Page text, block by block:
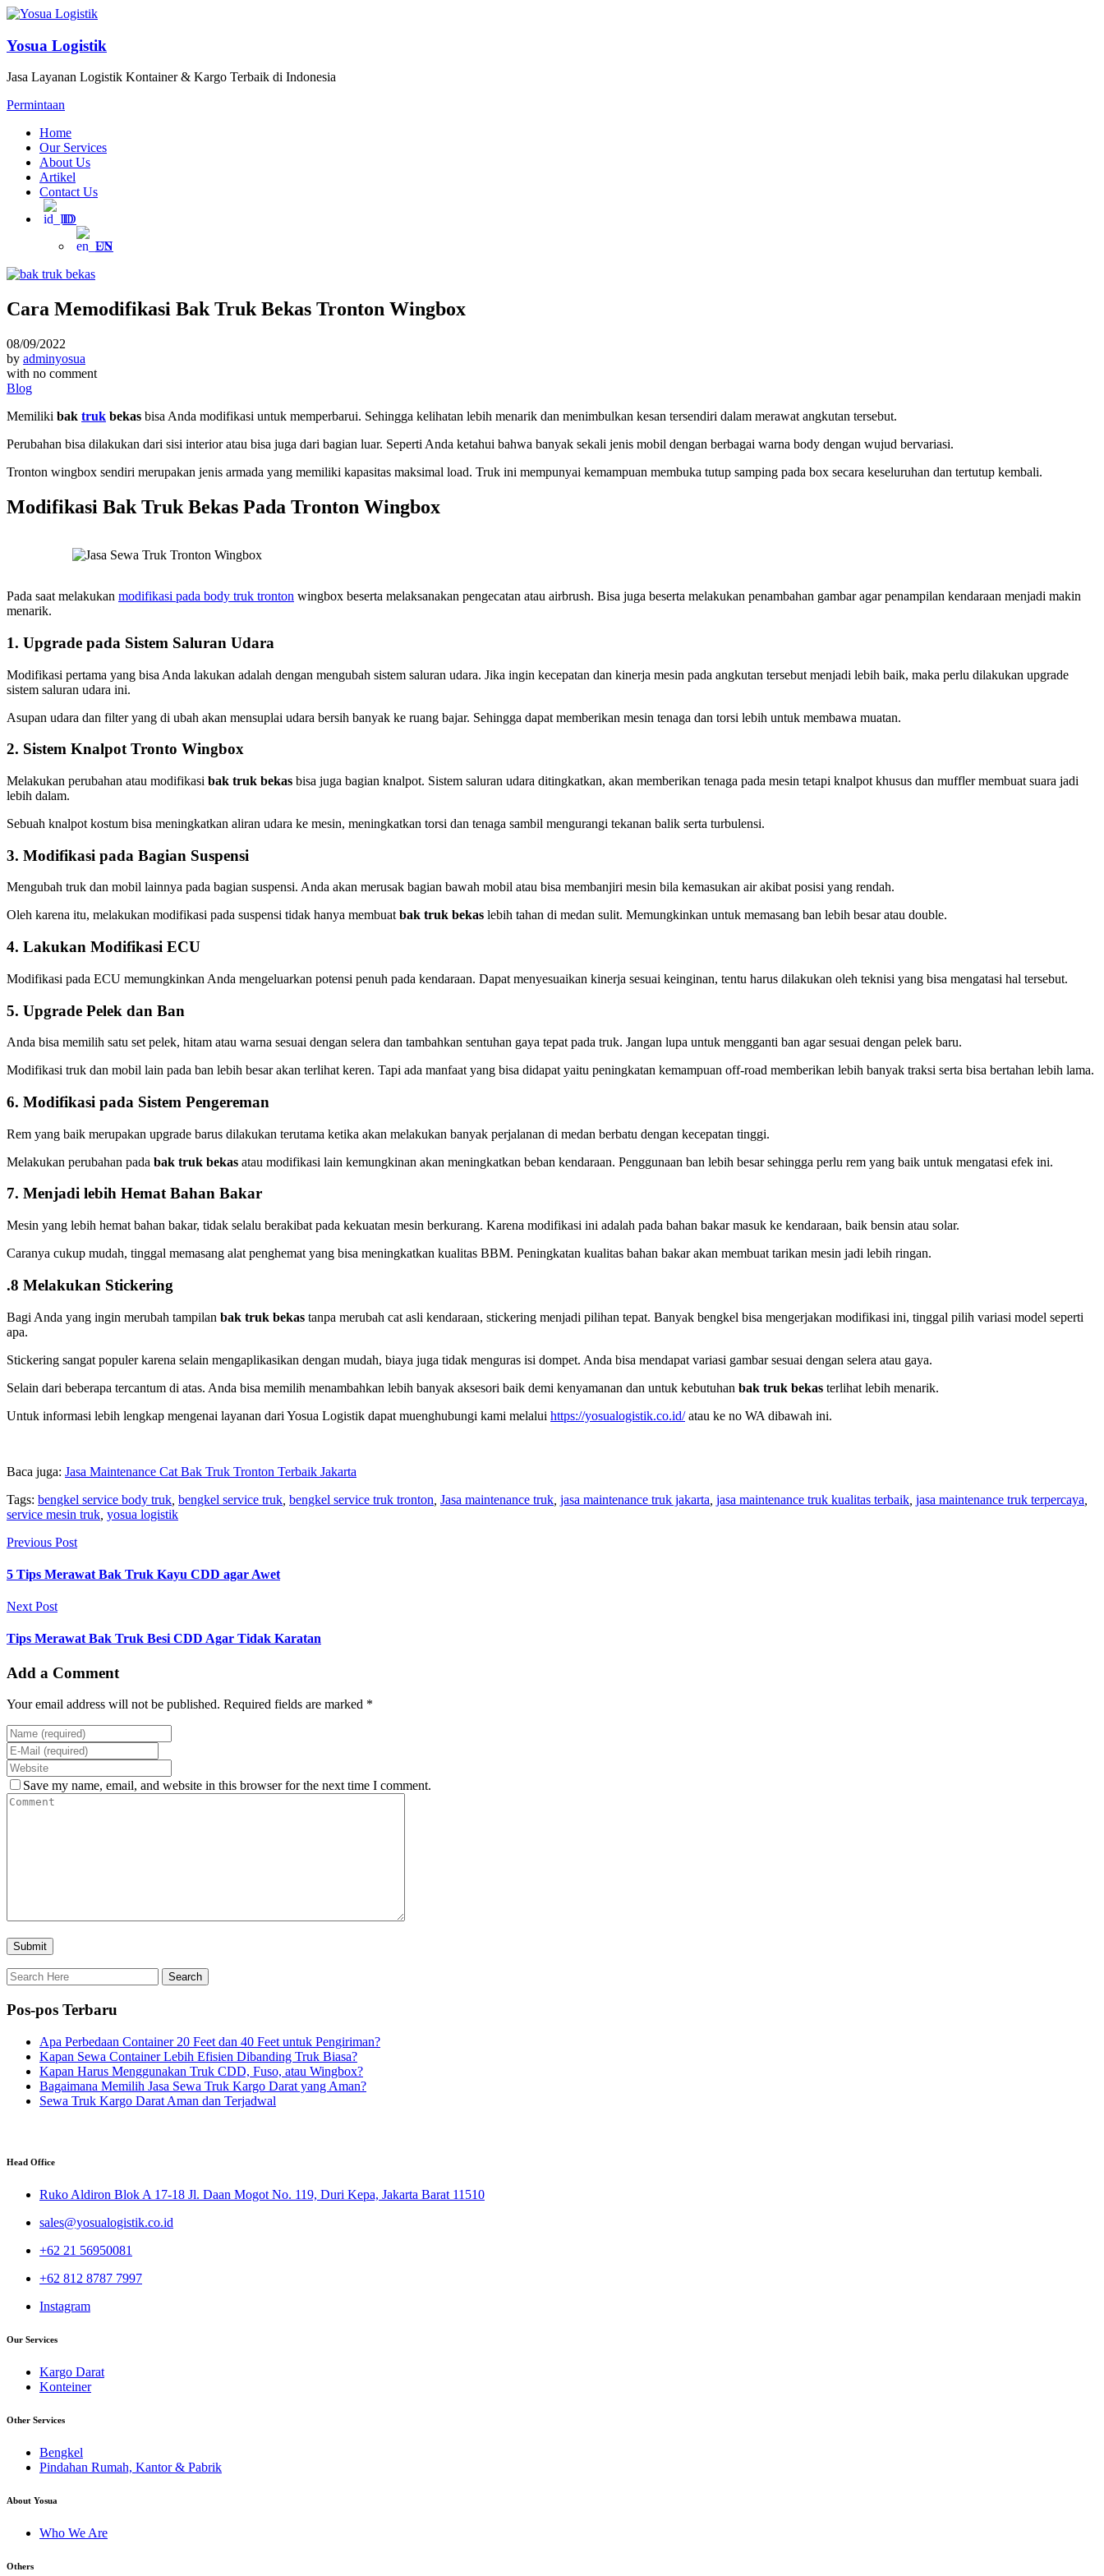
Yosua Logistik
Jasa Layanan Logistik Kontainer & Kargo Terbaik di Indonesia
Permintaan
Home
Our Services
About Us
Artikel
Contact Us
ID
EN
Cara Memodifikasi Bak Truk Bekas Tronton Wingbox
08/09/2022
by adminyosua
with no comment
Blog
Memiliki bak truk bekas bisa Anda modifikasi untuk memperbarui. Sehingga kelihatan lebih menarik dan menimbulkan kesan tersendiri dalam merawat angkutan tersebut.
Perubahan bisa dilakukan dari sisi interior atau bisa juga dari bagian luar. Seperti Anda ketahui bahwa banyak sekali jenis mobil dengan berbagai warna body dengan wujud bervariasi.
Tronton wingbox sendiri merupakan jenis armada yang memiliki kapasitas maksimal load. Truk ini mempunyai kemampuan membuka tutup samping pada box secara keseluruhan dan tertutup kembali.
Modifikasi Bak Truk Bekas Pada Tronton Wingbox
Pada saat melakukan modifikasi pada body truk tronton wingbox beserta melaksanakan pengecatan atau airbrush. Bisa juga beserta melakukan penambahan gambar agar penampilan kendaraan menjadi makin
menarik.
1. Upgrade pada Sistem Saluran Udara
Modifikasi pertama yang bisa Anda lakukan adalah dengan mengubah sistem saluran udara. Jika ingin kecepatan dan kinerja mesin pada angkutan tersebut menjadi lebih baik, maka perlu dilakukan upgrade
sistem saluran udara ini.
Asupan udara dan filter yang di ubah akan mensuplai udara bersih banyak ke ruang bajar. Sehingga dapat memberikan mesin tenaga dan torsi lebih untuk membawa muatan.
2. Sistem Knalpot Tronto Wingbox
Melakukan perubahan atau modifikasi bak truk bekas bisa juga bagian knalpot. Sistem saluran udara ditingkatkan, akan memberikan tenaga pada mesin tetapi knalpot khusus dan muffler membuat suara jadi
lebih dalam.
Sebuah knalpot kostum bisa meningkatkan aliran udara ke mesin, meningkatkan torsi dan tenaga sambil mengurangi tekanan balik serta turbulensi.
3. Modifikasi pada Bagian Suspensi
Mengubah truk dan mobil lainnya pada bagian suspensi. Anda akan merusak bagian bawah mobil atau bisa membanjiri mesin bila kemasukan air akibat posisi yang rendah.
Oleh karena itu, melakukan modifikasi pada suspensi tidak hanya membuat bak truk bekas lebih tahan di medan sulit. Memungkinkan untuk memasang ban lebih besar atau double.
4. Lakukan Modifikasi ECU
Modifikasi pada ECU memungkinkan Anda mengeluarkan potensi penuh pada kendaraan. Dapat menyesuaikan kinerja sesuai keinginan, tentu harus dilakukan oleh teknisi yang bisa mengatasi hal tersebut.
5. Upgrade Pelek dan Ban
Anda bisa memilih satu set pelek, hitam atau warna sesuai dengan selera dan tambahkan sentuhan gaya tepat pada truk. Jangan lupa untuk mengganti ban agar sesuai dengan pelek baru.
Modifikasi truk dan mobil lain pada ban lebih besar akan terlihat keren. Tapi ada manfaat yang bisa didapat yaitu peningkatan kemampuan off-road memberikan lebih banyak traksi serta bisa bertahan lebih lama.
6. Modifikasi pada Sistem Pengereman
Rem yang baik merupakan upgrade barus dilakukan terutama ketika akan melakukan banyak perjalanan di medan berbatu dengan kecepatan tinggi.
Melakukan perubahan pada bak truk bekas atau modifikasi lain kemungkinan akan meningkatkan beban kendaraan. Penggunaan ban lebih besar sehingga perlu rem yang baik untuk mengatasi efek ini.
7. Menjadi lebih Hemat Bahan Bakar
Mesin yang lebih hemat bahan bakar, tidak selalu berakibat pada kekuatan mesin berkurang. Karena modifikasi ini adalah pada bahan bakar masuk ke kendaraan, baik bensin atau solar.
Caranya cukup mudah, tinggal memasang alat penghemat yang bisa meningkatkan kualitas BBM. Peningkatan kualitas bahan bakar akan membuat tarikan mesin jadi lebih ringan.
.8 Melakukan Stickering
Bagi Anda yang ingin merubah tampilan bak truk bekas tanpa merubah cat asli kendaraan, stickering menjadi pilihan tepat. Banyak bengkel bisa mengerjakan modifikasi ini, tinggal pilih variasi model seperti
apa.
Stickering sangat populer karena selain mengaplikasikan dengan mudah, biaya juga tidak menguras isi dompet. Anda bisa mendapat variasi gambar sesuai dengan selera atau gaya.
Selain dari beberapa tercantum di atas. Anda bisa memilih menambahkan lebih banyak aksesori baik demi kenyamanan dan untuk kebutuhan bak truk bekas terlihat lebih menarik.
Untuk informasi lebih lengkap mengenai layanan dari Yosua Logistik dapat muenghubungi kami melalui https://yosualogistik.co.id/atau ke no WA dibawah ini.
Baca juga: Jasa Maintenance Cat Bak Truk Tronton Terbaik Jakarta
Tags: bengkel service body truk bengkel service truk bengkel service truk tronton Jasa maintenance truk jasa maintenance truk jakarta jasa maintenance truk kualitas terbaik jasa maintenance truk terpercaya
service mesin truk yosua logistik
Previous Post
5 Tips Merawat Bak Truk Kayu CDD agar Awet
Next Post
Tips Merawat Bak Truk Besi CDD Agar Tidak Karatan
Add a Comment
Your email address will not be published. Required fields are marked *
Save my name, email, and website in this browser for the next time I comment.
Pos-pos Terbaru
Apa Perbedaan Container 20 Feet dan 40 Feet untuk Pengiriman?
Kapan Sewa Container Lebih Efisien Dibanding Truk Biasa?
Kapan Harus Menggunakan Truk CDD, Fuso, atau Wingbox?
Bagaimana Memilih Jasa Sewa Truk Kargo Darat yang Aman?
Sewa Truk Kargo Darat Aman dan Terjadwal
Head Office
Ruko Aldiron Blok A 17-18 Jl. Daan Mogot No. 119, Duri Kepa, Jakarta Barat 11510
sales@yosualogistik.co.id
+62 21 56950081
+62 812 8787 7997
Instagram
Our Services
Kargo Darat
Konteiner
Other Services
Bengkel
Pindahan Rumah, Kantor & Pabrik
About Yosua
Who We Are
Others